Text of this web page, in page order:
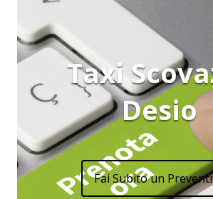
Taxi
Desio
Fai Subito un